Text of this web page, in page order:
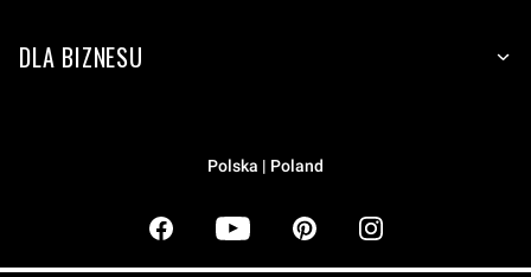
DLA BIZNESU
Polska | Poland